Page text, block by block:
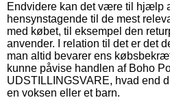
Endvidere kan det være til hjælp
hensynstagende til de mest
med købet, til eksempel den
anvender. I relation til det er det
man altid bevarer ens
kunne påvise handlen af Boho
UDSTILLINGSVARE, hvad end
en voksen eller et barn.